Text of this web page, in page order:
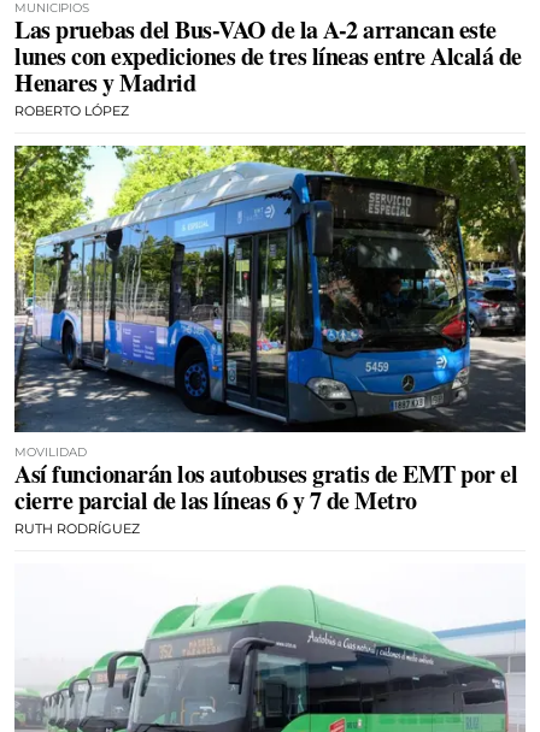
MUNICIPIOS
Las pruebas del Bus-VAO de la A-2 arrancan este
lunes con expediciones de tres líneas entre Alcalá de
Henares y Madrid
ROBERTO LÓPEZ
MOVILIDAD
Así funcionarán los autobuses gratis de EMT por el
cierre parcial de las líneas 6 y 7 de Metro
RUTH RODRÍGUEZ